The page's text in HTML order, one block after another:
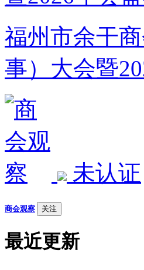
福州市余干
事）大会暨
未认证
商会观察 关注
最近更新